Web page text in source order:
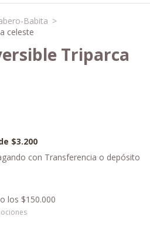
Babita >
celeste
Triparca
$3.200
con Transferencia o depósito
los $150.000